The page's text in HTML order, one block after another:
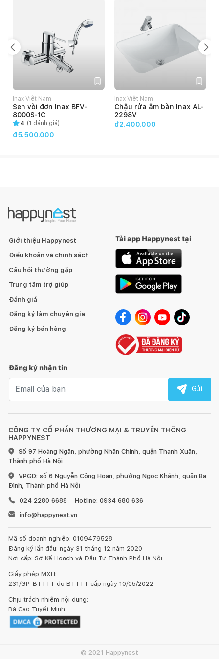
Inax Việt Nam
Sen vòi đơn Inax BFV-
8000S-1C
4 (1 đánh giá)
đ5.500.000
Inax Việt Nam
Chậu rửa âm bàn Inax AL-
2298V
đ2.400.000
CÔNG TY CỔ PHẦN THƯƠNG MẠI & TRUYỀN THÔNG
HAPPYNEST
Số 97 Hoàng Ngân, phường Nhân Chính, quận Thanh Xuân,
Thành phố Hà Nội
VPGD: số 6 Nguyễn Công Hoan, phường Ngọc Khánh, quận Ba
Đình, Thành phố Hà Nội
024 2280 6688
Hotline: 0934 680 636
info@happynest.vn
Mã số doanh nghiệp: 0109479528
Đăng ký lần đầu: ngày 31 tháng 12 năm 2020
Nơi cấp: Sở Kế Hoạch và Đầu Tư Thành Phố Hà Nội
Giấy phép MXH:
231/GP-BTTTT do BTTTT cấp ngày 10/05/2022
Chịu trách nhiệm nội dung:
Bà Cao Tuyết Minh
Giới thiệu Happynest
Điều khoản và chính sách
Câu hỏi thường gặp
Trung tâm trợ giúp
Đánh giá
Đăng ký làm chuyên gia
Đăng ký bán hàng
Tải app Happynest tại
Đăng ký nhận tin
Gửi
© 2021 Happynest